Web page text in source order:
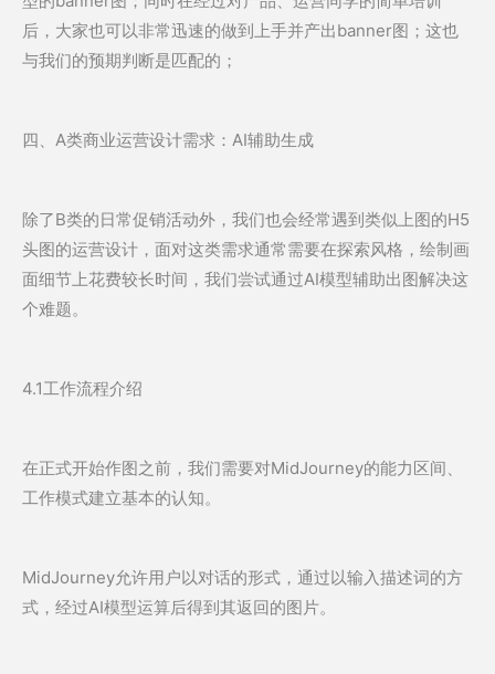
后，大家也可以非常迅速的做到上手并产出banner图；这也
与我们的预期判断是匹配的；
四、A类商业运营设计需求：AI辅助生成
除了B类的日常促销活动外，我们也会经常遇到类似上图的H5
头图的运营设计，面对这类需求通常需要在探索风格，绘制画
面细节上花费较长时间，我们尝试通过AI模型辅助出图解决这
个难题。
4.1工作流程介绍
在正式开始作图之前，我们需要对MidJourney的能力区间、
工作模式建立基本的认知。
MidJourney允许用户以对话的形式，通过以输入描述词的方
式，经过AI模型运算后得到其返回的图片。